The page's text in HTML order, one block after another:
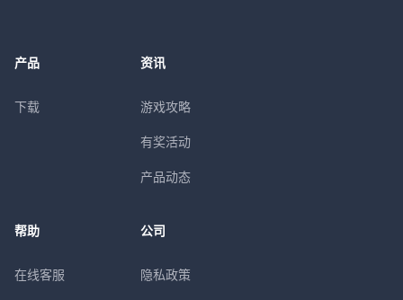
产品
下载
资讯
游戏攻略
有奖活动
产品动态
帮助
在线客服
公司
隐私政策